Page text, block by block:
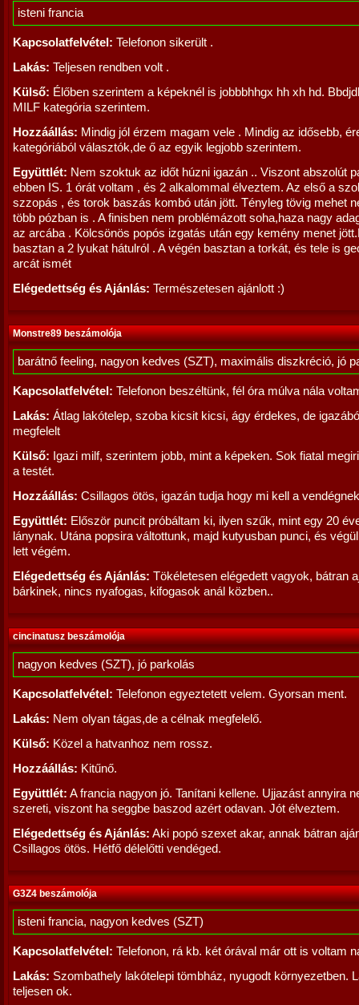
isteni francia
Kapcsolatfelvétel: Telefonon sikerült .
Lakás: Teljesen rendben volt .
Külső: Élőben szerintem a képeknél is jobbbhhgx hh xh hd.
MILF kategória szerintem.
Hozzáállás: Mindig jól érzem magam vele . Mindig az idősebb,
kategóriából választók,de ő az egyik legjobb szerintem.
Együttlét: Nem szoktuk az időt húzni igazán .. Viszont abszolút
ebben IS. 1 órát voltam , és 2 alkalommal élveztem. Az első a
szzopás , és torok baszás kombó után jött. Tényleg tövig mehet
több pózban is . A finisben nem problémázott soha,haza nagy
az arcába . Kölcsönös popós izgatás után egy kemény menet
basztan a 2 lyukat hátulról . A végén basztan a torkát, és tele is
arcát ismét
Elégedettség és Ajánlás: Természetesen ajánlott :)
Monstre89 beszámolója
barátnő feeling, nagyon kedves (SZT), maximális diszkréció, jó
Kapcsolatfelvétel: Telefonon beszéltünk, fél óra múlva nála
Lakás: Átlag lakótelep, szoba kicsit kicsi, ágy érdekes, de
megfelelt
Külső: Igazi milf, szerintem jobb, mint a képeken. Sok fiatal
a testét.
Hozzáállás: Csillagos ötös, igazán tudja hogy mi kell a
Együttlét: Először puncit próbáltam ki, ilyen szűk, mint egy 20
lánynak. Utána popsira váltottunk, majd kutyusban punci, és
lett végém.
Elégedettség és Ajánlás: Tökéletesen elégedett vagyok, bátran
bárkinek, nincs nyafogas, kifogasok anál közben..
cincinatusz beszámolója
nagyon kedves (SZT), jó parkolás
Kapcsolatfelvétel: Telefonon egyeztetett velem. Gyorsan ment.
Lakás: Nem olyan tágas,de a célnak megfelelő.
Külső: Közel a hatvanhoz nem rossz.
Hozzáállás: Kitűnő.
Együttlét: A francia nagyon jó. Tanítani kellene. Ujjazást annyira
szereti, viszont ha seggbe baszod azért odavan. Jót élveztem.
Elégedettség és Ajánlás: Aki popó szexet akar, annak bátran
Csillagos ötös. Hétfő délelőtti vendéged.
G3Z4 beszámolója
isteni francia, nagyon kedves (SZT)
Kapcsolatfelvétel: Telefonon, rá kb. két órával már ott is voltam
Lakás: Szombathely lakótelepi tömbház, nyugodt környezetben.
teljesen ok.